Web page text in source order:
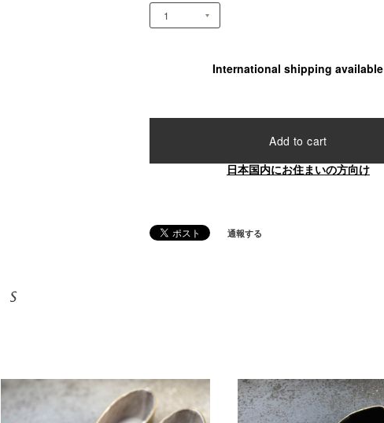
International shipping available
Add to cart
日本国内にお住まいの方向け
通報する